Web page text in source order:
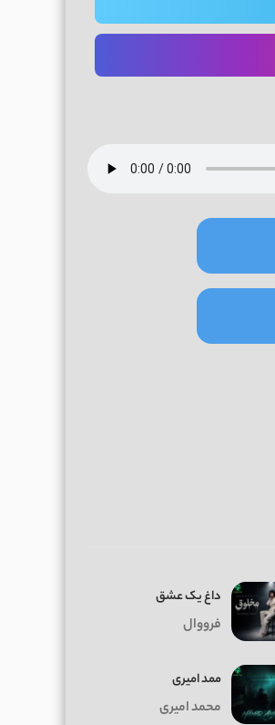
داغ يک عشق
فرووال
ممد امیری
محمد امیری